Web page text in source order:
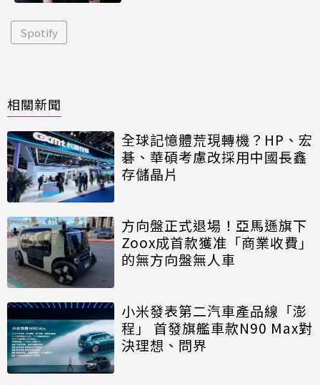
Spotify
相關新聞
全球記憶體荒現轉機？HP、宏
碁、華碩考慮改採用中國長鑫
存儲晶片
方向盤正式退場！亞馬遜旗下
Zoox成首款獲准「商業收費」
的無方向盤無人車
小米發表第二汽車產品線「澎
程」 首發旗艦車款N90 Max對
決理想、問界